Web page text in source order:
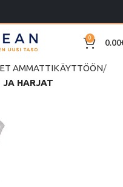
0 0.00
AMMATTIKÄYTTÖÖN
JA HARJAT